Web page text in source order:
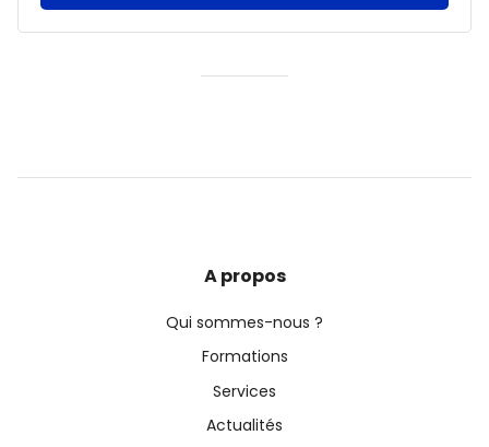
A propos
Qui sommes-nous ?
Formations
Services
Actualités